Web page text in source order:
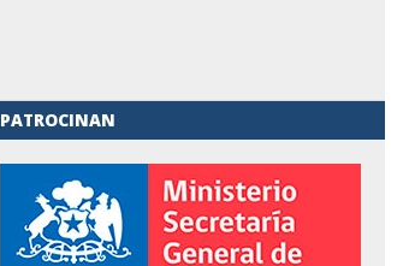
PATROCINAN